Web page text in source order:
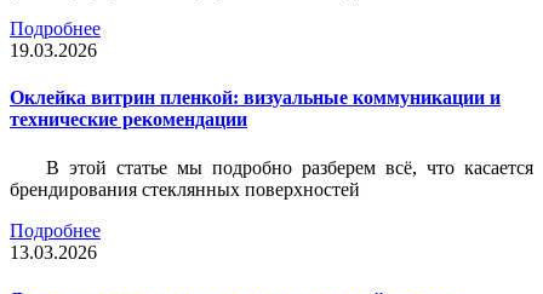
Подробнее
19.03.2026
Оклейка витрин пленкой: визуальные коммуникации и
технические рекомендации
В этой статье мы подробно разберем всё, что касается
брендирования стеклянных поверхностей
Подробнее
13.03.2026